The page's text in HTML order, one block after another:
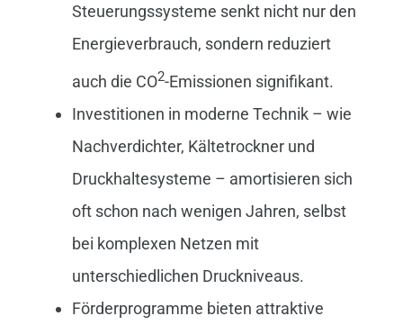
Steuerungssysteme senkt nicht nur den
Energieverbrauch, sondern reduziert
auch die CO2-Emissionen signifikant.
Investitionen in moderne Technik – wie
Nachverdichter, Kältetrockner und
Druckhaltesysteme – amortisieren sich
oft schon nach wenigen Jahren, selbst
bei komplexen Netzen mit
unterschiedlichen Druckniveaus.
Förderprogramme bieten attraktive